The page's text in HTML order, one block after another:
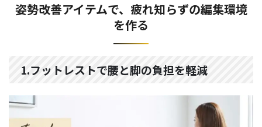
姿勢改善アイテムで、疲れ知らずの編集環境
を作る
1.フットレストで腰と脚の負担を軽減